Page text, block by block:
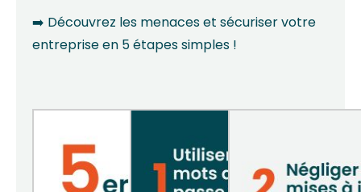
➡️ Découvrez les menaces et sécuriser votre
entreprise en 5 étapes simples !